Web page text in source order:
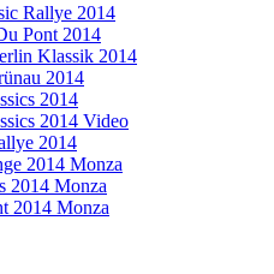
Rallye 2014
Pont 2014
Klassik 2014
2014
2014
2014 Video
2014
2014 Monza
2014 Monza
2014 Monza